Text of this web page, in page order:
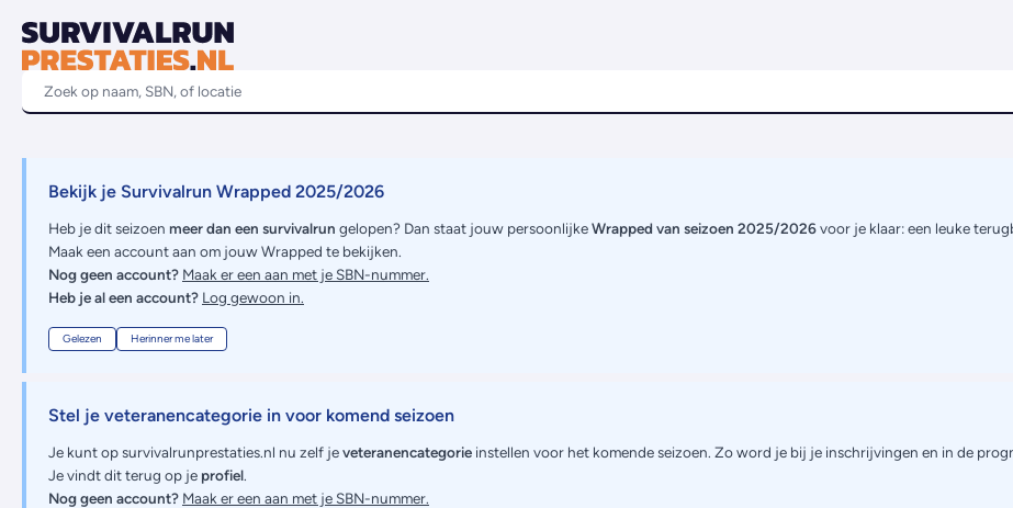
Bekijk je Survivalrun Wrapped 2025/2026
Heb je dit seizoen meer dan een survivalrun gelopen? Dan staat jouw persoonlijkeWrapped van seizoen 2025/2026voor je klaar: een leuke
Maak een account aan om jouw Wrapped te bekijken.
Nog geen account? Maak er een aan met je SBN-nummer.
Heb je al een account? Log gewoon in.
Gelezen Herinner me later
Stel je veteranencategorie in voor komend seizoen
Je kunt op survivalrunprestaties.nl nu zelf jeveteranencategorie instellen voor het komende seizoen. Zo word je bij je inschrijvingen en in de
Je vindt dit terug op je profiel.
Nog geen account? Maak er een aan met je SBN-nummer.